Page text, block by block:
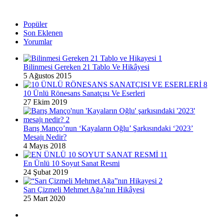
Popüler
Son Eklenen
Yorumlar
Bilinmesi Gereken 21 Tablo Ve Hikâyesi
5 Ağustos 2015
10 Ünlü Rönesans Sanatçısı Ve Eserleri
27 Ekim 2019
Barış Manço’nun ‘Kayaların Oğlu’ Şarkısındaki ‘2023’
Mesajı Nedir?
4 Mayıs 2018
En Ünlü 10 Soyut Sanat Resmi
24 Şubat 2019
Sarı Çizmeli Mehmet Ağa’nın Hikâyesi
25 Mart 2020